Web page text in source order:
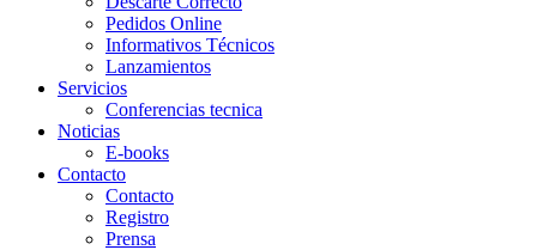
Pedidos Online
Informativos Técnicos
Lanzamientos
Servicios
Conferencias tecnica
Noticias
E-books
Contacto
Contacto
Registro
Prensa